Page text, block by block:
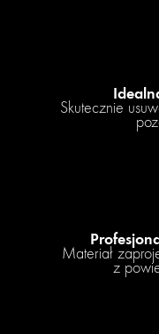
Skutecznie
Materiał
z